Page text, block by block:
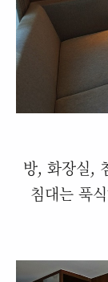
방, 화장실,
침대는 푹